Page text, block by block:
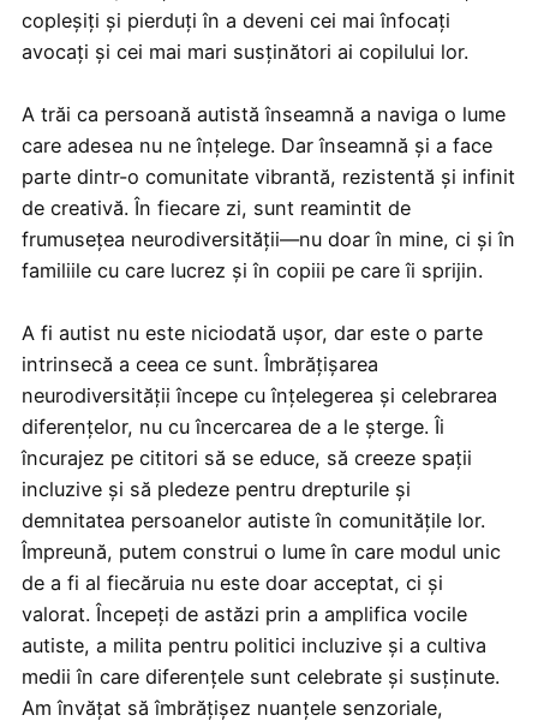
copleșiți și pierduți în a deveni cei mai înfocați
avocați și cei mai mari susținători ai copilului lor.
A trăi ca persoană autistă înseamnă a naviga o lume
care adesea nu ne înțelege. Dar înseamnă și a face
parte dintr-o comunitate vibrantă, rezistentă și infinit
de creativă. În fiecare zi, sunt reamintit de
frumusețea neurodiversității—nu doar în mine, ci și în
familiile cu care lucrez și în copiii pe care îi sprijin.
A fi autist nu este niciodată ușor, dar este o parte
intrinsecă a ceea ce sunt. Îmbrățișarea
neurodiversității începe cu înțelegerea și celebrarea
diferențelor, nu cu încercarea de a le șterge. Îi
încurajez pe cititori să se educe, să creeze spații
incluzive și să pledeze pentru drepturile și
demnitatea persoanelor autiste în comunitățile lor.
Împreună, putem construi o lume în care modul unic
de a fi al fiecăruia nu este doar acceptat, ci și
valorat. Începeți de astăzi prin a amplifica vocile
autiste, a milita pentru politici incluzive și a cultiva
medii în care diferențele sunt celebrate și susținute.
Am învățat să îmbrățișez nuanțele senzoriale,